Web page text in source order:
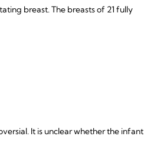
breast. The breasts of 21 fully
It is unclear whether the infant